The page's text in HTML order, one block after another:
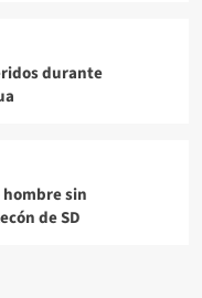
durante
sin
de SD